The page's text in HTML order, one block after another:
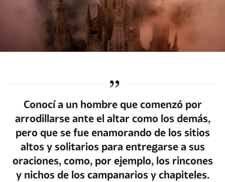
Conocí a un hombre que comenzó por
arrodillarse ante el altar como los demás,
pero que se fue enamorando de los sitios
altos y solitarios para entregarse a sus
oraciones, como, por ejemplo, los rincones
y nichos de los campanarios y chapiteles.